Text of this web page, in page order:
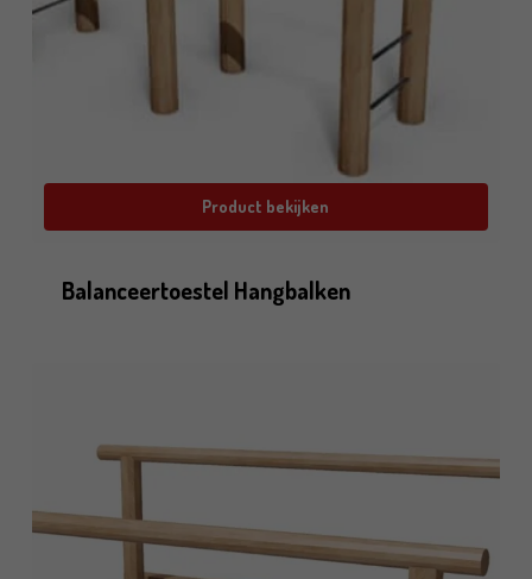
Product bekijken
Balanceertoestel Hangbalken